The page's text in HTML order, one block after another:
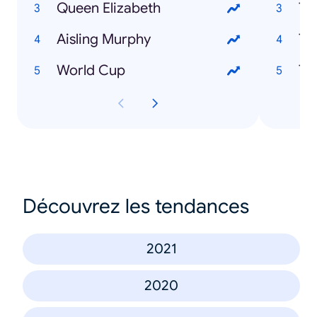
Queen Elizabeth
Aisling Murphy
World Cup
Découvrez les tendances
2021
2020